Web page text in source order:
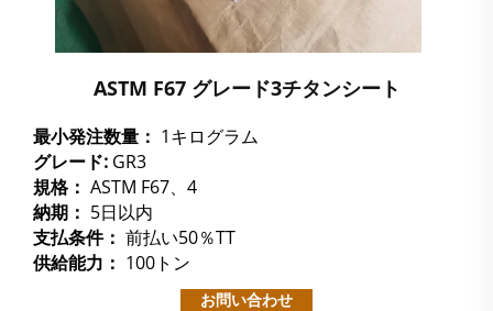
ASTM F67 グレード3チタンシート
最小発注数量： 1キログラム
グレード: GR3
規格： ASTM F67、4
納期： 5日以内
支払条件： 前払い50％TT
供給能力： 100トン
お問い合わせ